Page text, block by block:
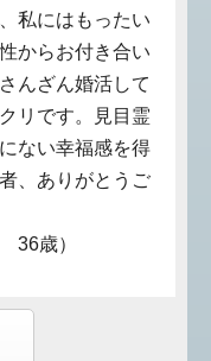
私にはもったい
からお付き合い
んざん婚活して
リです。見目霊
ない幸福感を得
、ありがとうご
36歳）